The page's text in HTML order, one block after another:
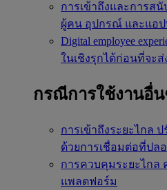
การเข้าถึงและการส
ผู้คน อุปกรณ์ และแอป
Digital employee
ในเชิงรุกได้ก่อนที่จะ
กรณีการใช้งานอื่น
การเข้าถึงระยะไกล ป
ด้วยการเชื่อมต่อที่ปล
การควบคุมระยะไกล
แพลตฟอร์ม